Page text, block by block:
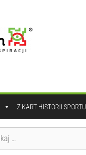
Z KART HISTORII SPORTU